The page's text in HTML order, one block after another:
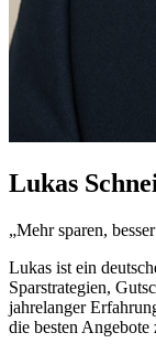
Lukas
„Mehr sparen,
Lukas ist ein
Sparstrategien,
jahrelanger
die besten